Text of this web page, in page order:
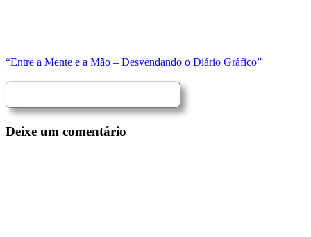
“Entre a Mente e a Mão – Desvendando o Diário Gráfico”
Deixe um comentário